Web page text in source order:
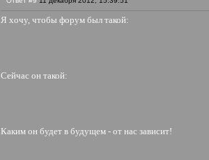
Я хочу, чтобы форум был такой:
Сейчас он такой:
Каким он будет в будущем - от нас зависит!